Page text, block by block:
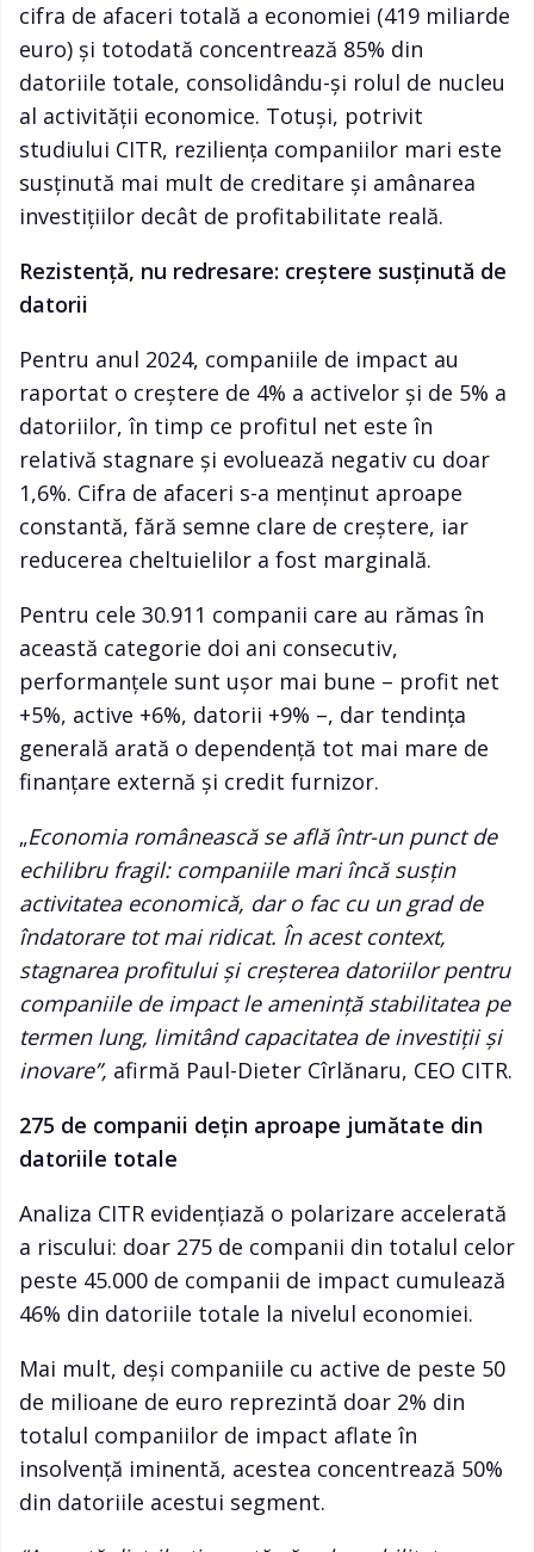
cifra de afaceri totală a economiei (419 miliarde
euro) și totodată concentrează 85% din
datoriile totale, consolidându-și rolul de nucleu
al activității economice. Totuși, potrivit
studiului CITR, reziliența companiilor mari este
susținută mai mult de creditare și amânarea
investițiilor decât de profitabilitate reală.
Rezistență, nu redresare: creștere susținută de
datorii
Pentru anul 2024, companiile de impact au
raportat o creștere de 4% a activelor și de 5% a
datoriilor, în timp ce profitul net este în
relativă stagnare și evoluează negativ cu doar
1,6%. Cifra de afaceri s-a menținut aproape
constantă, fără semne clare de creștere, iar
reducerea cheltuielilor a fost marginală.
Pentru cele 30.911 companii care au rămas în
această categorie doi ani consecutiv,
performanțele sunt ușor mai bune – profit net
+5%, active +6%, datorii +9% –, dar tendința
generală arată o dependență tot mai mare de
finanțare externă și credit furnizor.
„Economia românească se află într-un punct de
echilibru fragil: companiile mari încă susțin
activitatea economică, dar o fac cu un grad de
îndatorare tot mai ridicat. În acest context,
stagnarea profitului și creșterea datoriilor pentru
companiile de impact le amenință stabilitatea pe
termen lung, limitând capacitatea de investiții și
inovare”, afirmă Paul-Dieter Cîrlănaru, CEO CITR.
275 de companii dețin aproape jumătate din
datoriile totale
Analiza CITR evidențiază o polarizare accelerată
a riscului: doar 275 de companii din totalul celor
peste 45.000 de companii de impact cumulează
46% din datoriile totale la nivelul economiei.
Mai mult, deși companiile cu active de peste 50
de milioane de euro reprezintă doar 2% din
totalul companiilor de impact aflate în
insolvență iminentă, acestea concentrează 50%
din datoriile acestui segment.